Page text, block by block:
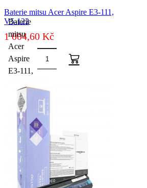
Baterie mitsu Acer Aspire E3-111,
V5-122
1 004,60 Kč
Baterie
mitsu
Acer
Aspire
E3-111,
množství